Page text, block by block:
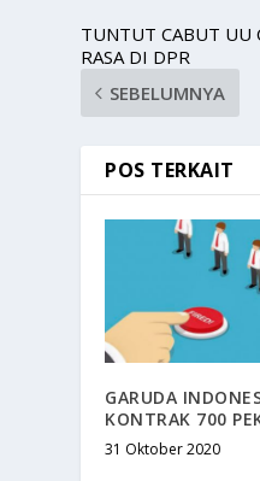
TUNTUT CABUT UU
RASA DI DPR
SEBELUMNYA
POS TERKAIT
GARUDA
KONTRAK 700
31 Oktober 2020